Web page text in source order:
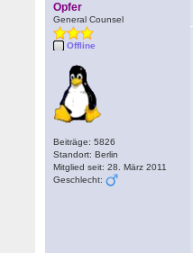
Opfer
General Counsel
Offline
Beiträge: 5826
Standort: Berlin
Mitglied seit: 28. März 2011
Geschlecht: